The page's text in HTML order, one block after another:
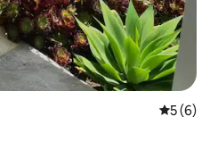
5 (6)